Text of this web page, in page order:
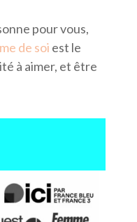
pour vous,
de soi est le
à aimer, et être